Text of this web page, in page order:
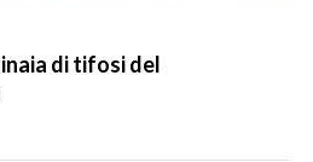
di tifosi del